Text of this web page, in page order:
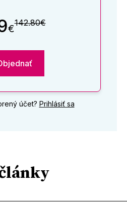
€142.80€
účet? Prihlásiť sa